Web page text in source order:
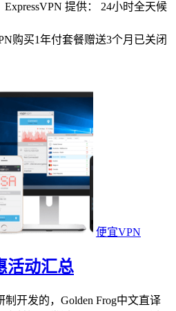
提供： 24小时全天候
购买1年付套餐赠送3个月 已关闭
便宜VPN
活动汇总
制开发的，Golden Frog中文直译